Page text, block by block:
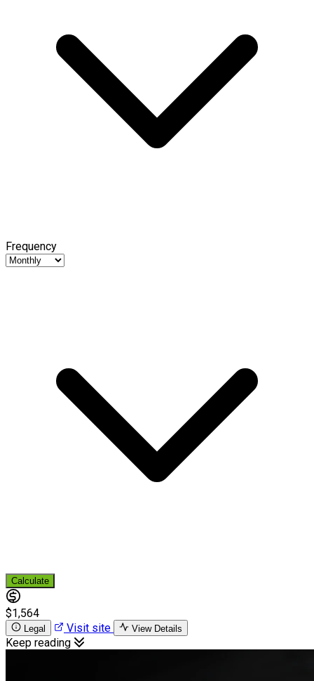
Frequency
Calculate
$1,564
Legal Visit site View Details
Keep reading